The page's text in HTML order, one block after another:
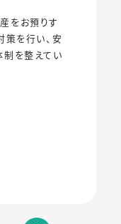
をお預りす
策を行い、安
を整えてい